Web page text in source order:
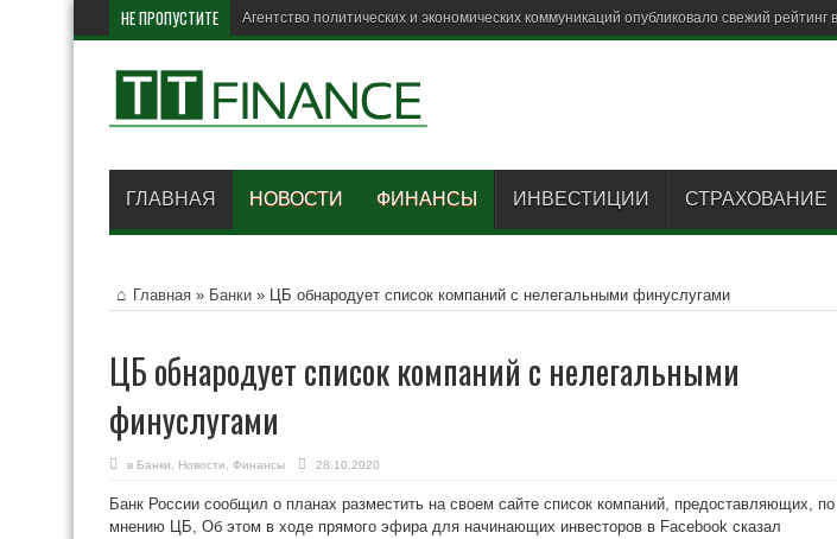
НЕ ПРОПУСТИТЕ В
ГЛАВНАЯ НОВОСТИ ФИНАНСЫ ИНВЕСТИЦИИ СТРАХОВАНИЕ
Главная » Банки » ЦБ обнародует список компаний с нелегальными финуслугами
ЦБ обнародует список компаний с нелегальными
финуслугами
в Банки Новости Финансы 28.10.2020
Банк России сообщил о планах разместить на своем сайте список компаний, предоставляющих, по
мнению ЦБ, Об этом в ходе прямого эфира для начинающих инвесторов в Facebook сказал